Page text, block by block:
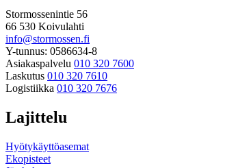
Stormossenintie 56
66 530 Koivulahti
info@stormossen.fi
Y-tunnus: 0586634-8
Asiakaspalvelu 010 320 7600
Laskutus 010 320 7610
Logistiikka 010 320 7676
Lajittelu
Hyötykäyttöasemat
Ekopisteet